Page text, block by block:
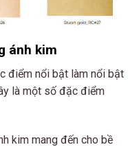
ánh kim
điểm nổi bật làm nổi bật
là một số đặc điểm
kim mang đến cho bề